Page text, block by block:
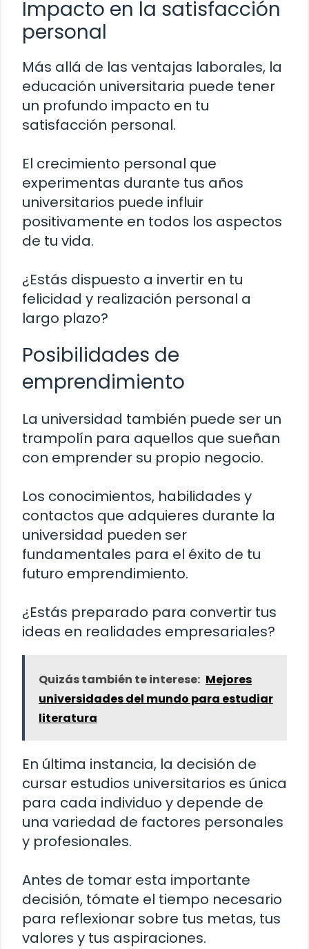
Impacto en la satisfacción
personal
Más allá de las ventajas laborales, la
educación universitaria puede tener
un profundo impacto en tu
satisfacción personal.
El crecimiento personal que
experimentas durante tus años
universitarios puede influir
positivamente en todos los aspectos
de tu vida.
¿Estás dispuesto a invertir en tu
felicidad y realización personal a
largo plazo?
Posibilidades de
emprendimiento
La universidad también puede ser un
trampolín para aquellos que sueñan
con emprender su propio negocio.
Los conocimientos, habilidades y
contactos que adquieres durante la
universidad pueden ser
fundamentales para el éxito de tu
futuro emprendimiento.
¿Estás preparado para convertir tus
ideas en realidades empresariales?
Quizás también te interese: Mejores
universidades del mundo para estudiar
literatura
En última instancia, la decisión de
cursar estudios universitarios es única
para cada individuo y depende de
una variedad de factores personales
y profesionales.
Antes de tomar esta importante
decisión, tómate el tiempo necesario
para reflexionar sobre tus metas, tus
valores y tus aspiraciones.